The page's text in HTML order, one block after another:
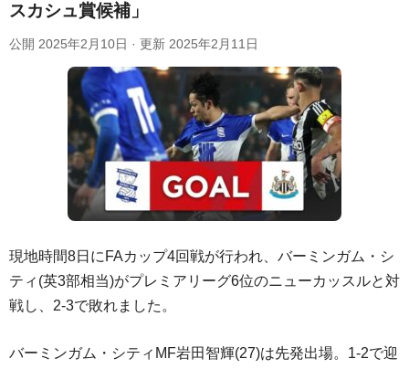
Powered by livedoor 相互RSS
スカシュ賞候補」
公開 2025年2月10日 · 更新 2025年2月11日
現地時間8日にFAカップ4回戦が行われ、バーミンガム・シ
ティ(英3部相当)がプレミアリーグ6位のニューカッスルと対
戦し、2-3で敗れました。
バーミンガム・シティMF岩田智輝(27)は先発出場。1-2で迎